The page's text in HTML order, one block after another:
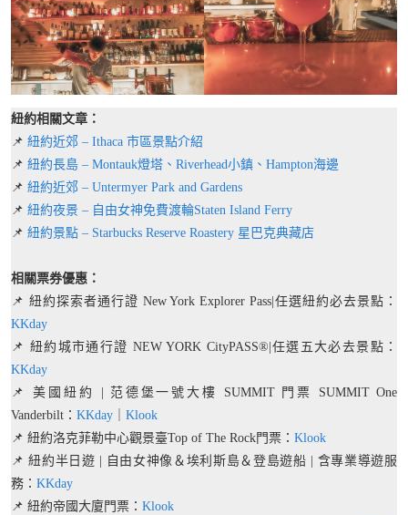
紐約相關文章：
📌 紐約近郊 – Ithaca 市區景點介紹
📌 紐約長島 – Montauk燈塔、Riverhead小鎮、Hampton海邊
📌 紐約近郊 – Untermyer Park and Gardens
📌 紐約夜景 – 自由女神免費渡輪Staten Island Ferry
📌 紐約景點 – Starbucks Reserve Roastery 星巴克典藏店
相關票券優惠：
📌 紐約探索者通行證 New York Explorer Pass|任選紐約必去景點：
KKday
📌 紐約城市通行證 NEW YORK CityPASS®|任選五大必去景點：
KKday
📌 美國紐約 | 范德堡一號大樓 SUMMIT 門票 SUMMIT One
Vanderbilt： KKday
Klook
📌 紐約洛克菲勒中心觀景臺Top of The Rock門票： Klook
📌 紐約半日遊 | 自由女神像＆埃利斯島＆登島遊船 | 含專業導遊服
務： KKday
📌 紐約帝國大廈門票： Klook